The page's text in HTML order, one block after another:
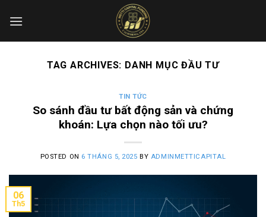
TAG ARCHIVES: DANH MỤC ĐẦU TƯ
TIN TỨC
So sánh đầu tư bất động sản và chứng
khoán: Lựa chọn nào tối ưu?
POSTED ON 6 THÁNG 5, 2025 BY ADMINMETTICAPITAL
06
Th5